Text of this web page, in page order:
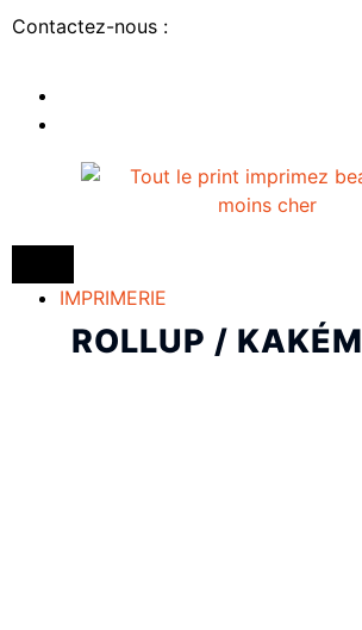
Contactez-nous :
IMPRIMERIE
ROLLUP /